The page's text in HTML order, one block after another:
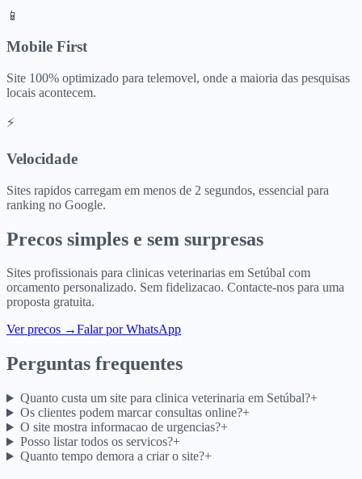
📱
Mobile First
Site 100% optimizado para telemovel, onde a maioria das pesquisas
locais acontecem.
⚡
Velocidade
Sites rapidos carregam em menos de 2 segundos, essencial para
ranking no Google.
Precos simples e sem surpresas
Sites profissionais para clinicas veterinarias em Setúbal com
orcamento personalizado. Sem fidelizacao. Contacte-nos para uma
proposta gratuita.
Ver precos →Falar por WhatsApp
Perguntas frequentes
Quanto custa um site para clinica veterinaria em Setúbal?+
Os clientes podem marcar consultas online?+
O site mostra informacao de urgencias?+
Posso listar todos os servicos?+
Quanto tempo demora a criar o site?+